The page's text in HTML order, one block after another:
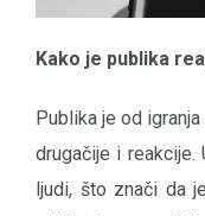
Kako je publika
Publika je od
drugačije i
ljudi, što znači da